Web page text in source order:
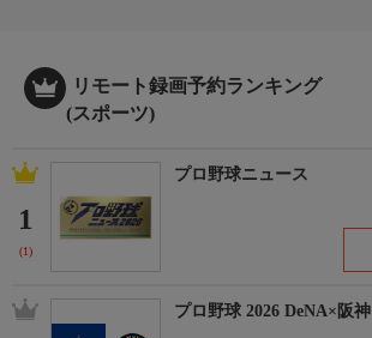
リモート録画予約ランキング
(スポーツ)
1
(1)
プロ野球ニュース
プロ野球 2026 DeNA×阪神